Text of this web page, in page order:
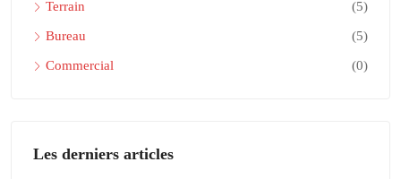
Terrain (5)
Bureau (5)
Commercial (0)
Les derniers articles